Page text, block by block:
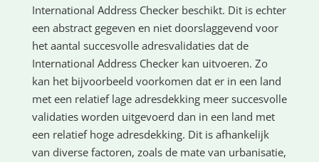
International Address Checker beschikt. Dit is echter
een abstract gegeven en niet doorslaggevend voor
het aantal succesvolle adresvalidaties dat de
International Address Checker kan uitvoeren. Zo
kan het bijvoorbeeld voorkomen dat er in een land
met een relatief lage adresdekking meer succesvolle
validaties worden uitgevoerd dan in een land met
een relatief hoge adresdekking. Dit is afhankelijk
van diverse factoren, zoals de mate van urbanisatie,